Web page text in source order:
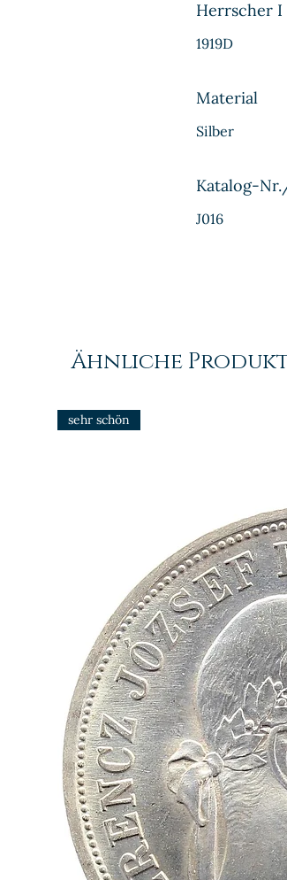
Herrscher I
1919D
Material
Silber
Katalog-
J016
Ähnliche
sehr schön